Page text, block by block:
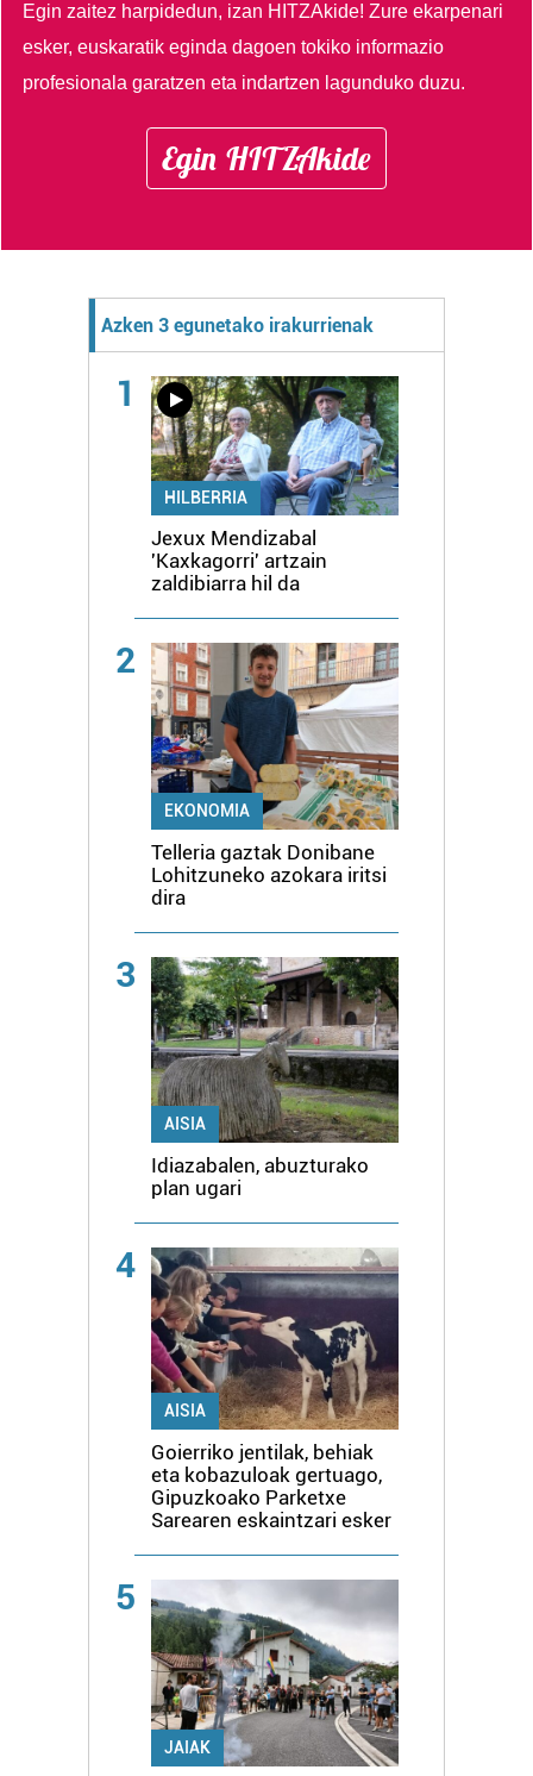
Egin zaitez harpidedun, izan HITZAkide!Zure ekarpenari
esker, euskaratik eginda dagoen tokiko informazio
profesionala garatzen eta indartzen lagunduko duzu.
Egin HITZAkide
Azken 3 egunetako irakurrienak
1
HILBERRIA
Jexux Mendizabal
'Kaxkagorri' artzain
zaldibiarra hil da
2
EKONOMIA
Telleria gaztak Donibane
Lohitzuneko azokara iritsi
dira
3
AISIA
Idiazabalen, abuzturako
plan ugari
4
AISIA
Goierriko jentilak, behiak
eta kobazuloak gertuago,
Gipuzkoako Parketxe
Sarearen eskaintzari esker
5
JAIAK